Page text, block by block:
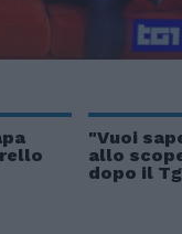
"Vuoi
allo
dopo il